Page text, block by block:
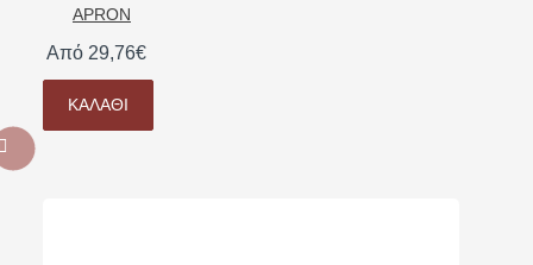
APRON
Από 29,76€
ΚΑΛΆΘΙ